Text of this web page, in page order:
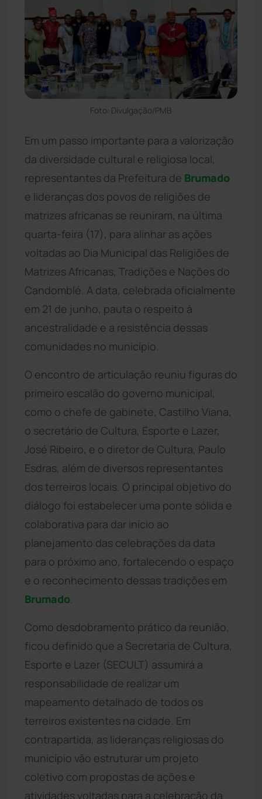
Foto: Divulgação/PMB
Em um passo importante para a valorização
da diversidade cultural e religiosa local,
representantes da Prefeitura de Brumado
e lideranças dos povos de religiões de
matrizes africanas se reuniram, na última
quarta-feira (17), para alinhar as ações
voltadas ao Dia Municipal das Religiões de
Matrizes Africanas, Tradições e Nações do
Candomblé. A data, celebrada oficialmente
em 21 de junho, pauta o respeito à
ancestralidade e a resistência dessas
comunidades no município.
O encontro de articulação reuniu figuras do
primeiro escalão do governo municipal,
como o chefe de gabinete, Castilho Viana,
o secretário de Cultura, Esporte e Lazer,
José Ribeiro, e o diretor de Cultura, Paulo
Esdras, além de diversos representantes
dos terreiros locais. O principal objetivo do
diálogo foi estabelecer uma ponte sólida e
colaborativa para dar início ao
planejamento das celebrações da data
para o próximo ano, fortalecendo o espaço
e o reconhecimento dessas tradições em
Brumado
Como desdobramento prático da reunião,
ficou definido que a Secretaria de Cultura,
Esporte e Lazer (SECULT) assumirá a
responsabilidade de realizar um
mapeamento detalhado de todos os
terreiros existentes na cidade. Em
contrapartida, as lideranças religiosas do
município vão estruturar um projeto
coletivo com propostas de ações e
atividades voltadas para a celebração da